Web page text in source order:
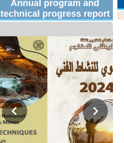
Annual program and
technical progress report
::